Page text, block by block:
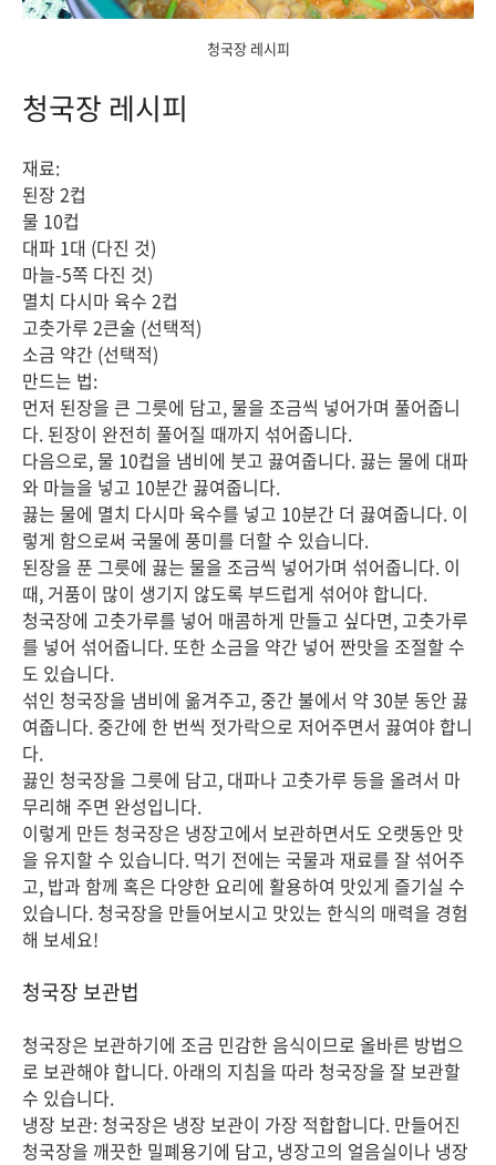
청국장 레시피
청국장 레시피
재료:
된장 2컵
물 10컵
대파 1대 (다진 것)
마늘-5쪽 다진 것)
멸치 다시마 육수 2컵
고춧가루 2큰술 (선택적)
소금 약간 (선택적)
만드는 법:
먼저 된장을 큰 그릇에 담고, 물을 조금씩 넣어가며 풀어줍니
다. 된장이 완전히 풀어질 때까지 섞어줍니다.
다음으로, 물 10컵을 냄비에 붓고 끓여줍니다. 끓는 물에 대파
와 마늘을 넣고 10분간 끓여줍니다.
끓는 물에 멸치 다시마 육수를 넣고 10분간 더 끓여줍니다. 이
렇게 함으로써 국물에 풍미를 더할 수 있습니다.
된장을 푼 그릇에 끓는 물을 조금씩 넣어가며 섞어줍니다. 이
때, 거품이 많이 생기지 않도록 부드럽게 섞어야 합니다.
청국장에 고춧가루를 넣어 매콤하게 만들고 싶다면, 고춧가루
를 넣어 섞어줍니다. 또한 소금을 약간 넣어 짠맛을 조절할 수
도 있습니다.
섞인 청국장을 냄비에 옮겨주고, 중간 불에서 약 30분 동안 끓
여줍니다. 중간에 한 번씩 젓가락으로 저어주면서 끓여야 합니
다.
끓인 청국장을 그릇에 담고, 대파나 고춧가루 등을 올려서 마
무리해 주면 완성입니다.
이렇게 만든 청국장은 냉장고에서 보관하면서도 오랫동안 맛
을 유지할 수 있습니다. 먹기 전에는 국물과 재료를 잘 섞어주
고, 밥과 함께 혹은 다양한 요리에 활용하여 맛있게 즐기실 수
있습니다. 청국장을 만들어보시고 맛있는 한식의 매력을 경험
해 보세요!
청국장 보관법
청국장은 보관하기에 조금 민감한 음식이므로 올바른 방법으
로 보관해야 합니다. 아래의 지침을 따라 청국장을 잘 보관할
수 있습니다.
냉장 보관: 청국장은 냉장 보관이 가장 적합합니다. 만들어진
청국장을 깨끗한 밀폐용기에 담고, 냉장고의 얼음실이나 냉장